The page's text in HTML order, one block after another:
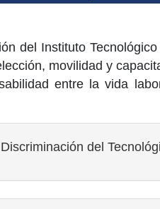
del Instituto
movilidad y
entre la vida
del